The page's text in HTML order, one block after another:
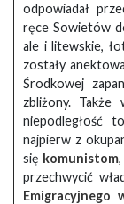
odpowiadał
ręce Sowietów
ale i litewskie,
zostały
Środkowej
zbliżony.
niepodległość
najpierw z
się komunistom
przechwycić
Emigracyjnego